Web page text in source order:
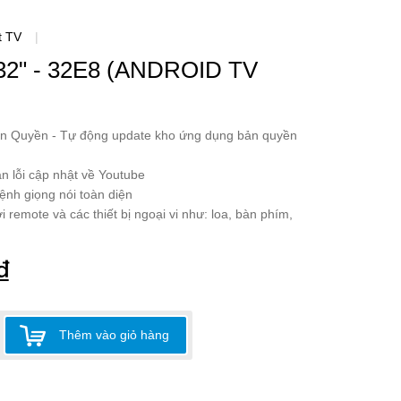
TV |
- 32E8 (ANDROID TV
Quyền - Tự động update kho ứng dụng bản quyền
lỗi cập nhật về Youtube
giọng nói toàn diện
remote và các thiết bị ngoại vi như: loa, bàn phím,
Thêm vào giỏ hàng